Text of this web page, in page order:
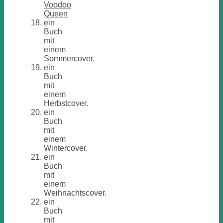
Voodoo
Queen
ein
Buch
mit
einem
Sommercover.
ein
Buch
mit
einem
Herbstcover.
ein
Buch
mit
einem
Wintercover.
ein
Buch
mit
einem
Weihnachtscover.
ein
Buch
mit